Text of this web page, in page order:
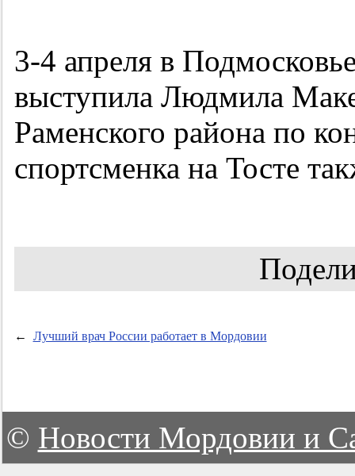
3-4 апреля в
выступила Людмила
Раменского района по
спортсменка на Тосте
← Лучший врач России работает в Мордовии
© Новости Мордовии и